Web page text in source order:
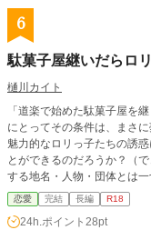
6
駄菓子屋継いだらロ
樋川カイト
「道楽で始めた駄菓子屋を
にとってその条件は、まさ
魅力的なロリっ子たちの誘
とができるのだろうか？（できません） ※この物語はフ
する地名・人物・団体とは
た場合、法律に違反してし
恋愛 完結 長編 R18
24h.ポイント 28pt